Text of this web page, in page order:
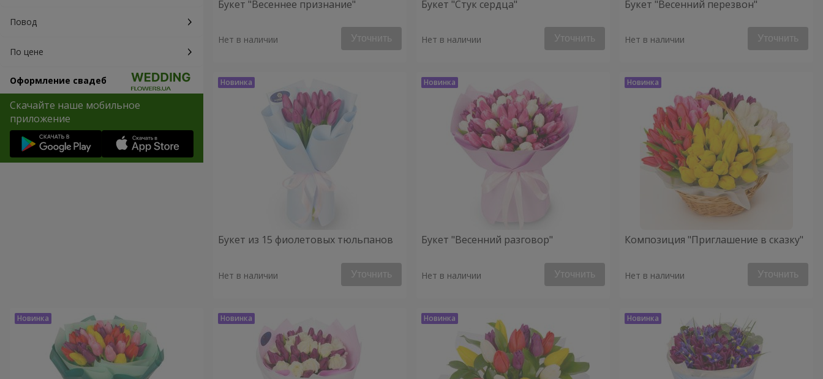
Повод
По цене
Оформление свадеб
Скачайте наше мобильное
приложение
Букет "Весеннее признание"
Нет в наличии Уточнить
Букет "Стук сердца"
Нет в наличии Уточнить
Букет "Весенний перезвон"
Нет в наличии Уточнить
Букет из 15 фиолетовых тюльпанов
Нет в наличии Уточнить
Букет "Весенний разговор"
Нет в наличии Уточнить
Композиция "Приглашение в сказку"
Нет в наличии Уточнить